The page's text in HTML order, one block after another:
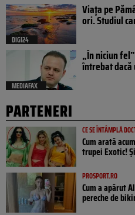
DIGI24
Viața pe
ori. Studiul
MEDIAFAX
„În niciun
întrebat
PARTENERI
CE SE ÎNTÂMPLĂ
Cum arată
trupei Exotic!
PROSPORT.RO
Cum a apărut
pereche de